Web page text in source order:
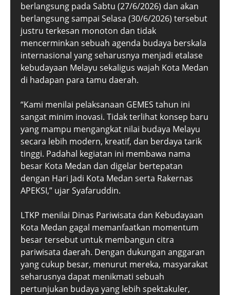
berlangsung pada Sabtu (27/6/2026) dan akan
berlangsung sampai Selasa (30/6/2026) tersebut
justru terkesan monoton dan tidak
mencerminkan sebuah agenda budaya berskala
internasional yang seharusnya menjadi etalase
kebudayaan Melayu sekaligus wajah Kota Medan
di hadapan para tamu daerah.
“Kami menilai pelaksanaan GEMES tahun ini
sangat minim inovasi. Tidak terlihat konsep baru
yang mampu mengangkat nilai budaya Melayu
secara lebih modern, kreatif, dan berdaya tarik
tinggi. Padahal kegiatan ini membawa nama
besar Kota Medan dan digelar bertepatan
dengan Hari Jadi Kota Medan serta Rakernas
APEKSI,” ujar Syafaruddin.
LTKP menilai Dinas Pariwisata dan Kebudayaan
Kota Medan gagal memanfaatkan momentum
besar tersebut untuk membangun citra
pariwisata daerah. Dengan dukungan anggaran
yang cukup besar, menurut mereka, masyarakat
seharusnya dapat menikmati sebuah
pertunjukan budaya yang lebih spektakuler,